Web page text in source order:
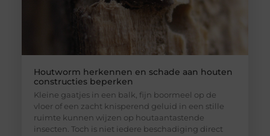
Uw privacy is voor ons van
groot belang.
Om u de best mogelijke ervaring te bieden, maken wij gebruik van
cookies en vergelijkbare technologieën. Hiermee verkrijgen we
Houtworm herkennen en schade aan houten
constructies beperken
Kleine gaatjes in een balk, fijn boormeel op de
vloer of een zacht knisperend geluid in een stille
ruimte kunnen wijzen op houtaantastende
insecten. Toch is niet iedere beschadiging direct